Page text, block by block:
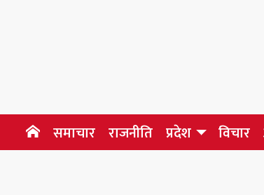
समाचार राजनीति प्रदेश विचार